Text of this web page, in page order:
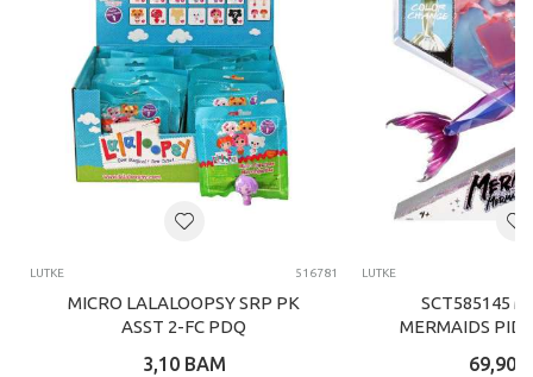
LUTKE 516781
MICRO LALALOOPSY SRP PK
ASST 2-FC PDQ
3,10 BAM
LUTKE
SCT585145
MERMAIDS
69,90